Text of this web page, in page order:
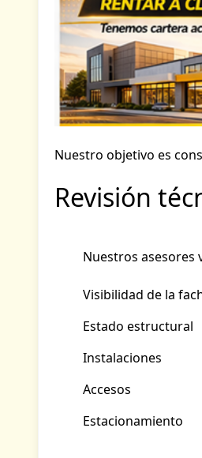
Nuestro objetivo es
Revisión
Nuestros asesores
Visibilidad de la
Estado estructural
Instalaciones
Accesos
Estacionamiento